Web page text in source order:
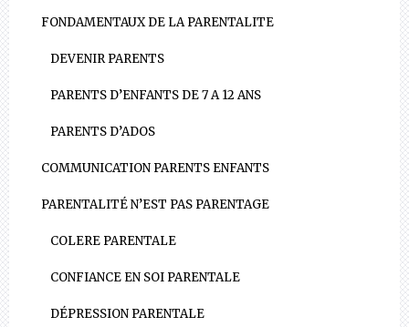
FONDAMENTAUX DE LA PARENTALITE
DEVENIR PARENTS
PARENTS D’ENFANTS DE 7 A 12 ANS
PARENTS D’ADOS
COMMUNICATION PARENTS ENFANTS
PARENTALITÉ N’EST PAS PARENTAGE
COLERE PARENTALE
CONFIANCE EN SOI PARENTALE
DÉPRESSION PARENTALE